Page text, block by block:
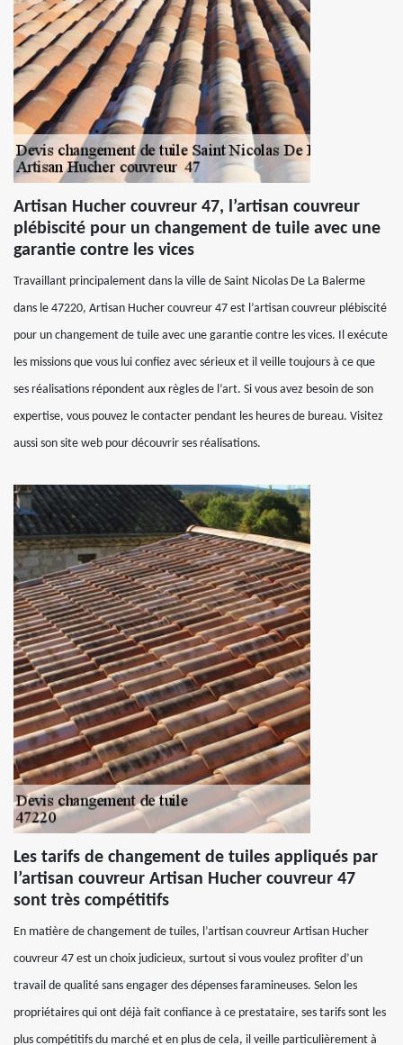
Artisan Hucher couvreur 47, l’artisan couvreur
plébiscité pour un changement de tuile avec une
garantie contre les vices
Travaillant principalement dans la ville de Saint Nicolas De La Balerme
dans le 47220, Artisan Hucher couvreur 47 est l’artisan couvreur plébiscité
pour un changement de tuile avec une garantie contre les vices. Il exécute
les missions que vous lui confiez avec sérieux et il veille toujours à ce que
ses réalisations répondent aux règles de l’art. Si vous avez besoin de son
expertise, vous pouvez le contacter pendant les heures de bureau. Visitez
aussi son site web pour découvrir ses réalisations.
Les tarifs de changement de tuiles appliqués par
l’artisan couvreur Artisan Hucher couvreur 47
sont très compétitifs
En matière de changement de tuiles, l’artisan couvreur Artisan Hucher
couvreur 47 est un choix judicieux, surtout si vous voulez profiter d’un
travail de qualité sans engager des dépenses faramineuses. Selon les
propriétaires qui ont déjà fait confiance à ce prestataire, ses tarifs sont les
plus compétitifs du marché et en plus de cela, il veille particulièrement à